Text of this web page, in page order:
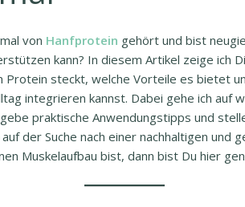
von Hanfprotein gehört und bist
kann? In diesem Artikel zeige ich
Protein steckt, welche Vorteile es bietet
integrieren kannst. Dabei gehe ich auf
praktische Anwendungstipps und
der Suche nach einer nachhaltigen und
Muskelaufbau bist, dann bist Du hier